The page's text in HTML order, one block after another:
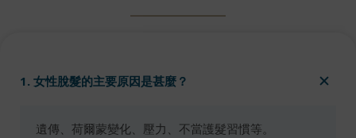
1. 女性脫髮的主要原因是甚麼？
遺傳、荷爾蒙變化、壓力、不當護髮習慣等。